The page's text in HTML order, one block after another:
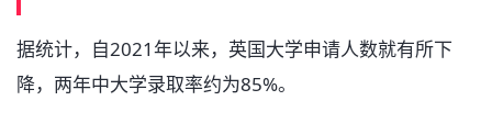
据统计，自2021年以来，英国大学申请人数就有所下
降，两年中大学录取率约为85%。